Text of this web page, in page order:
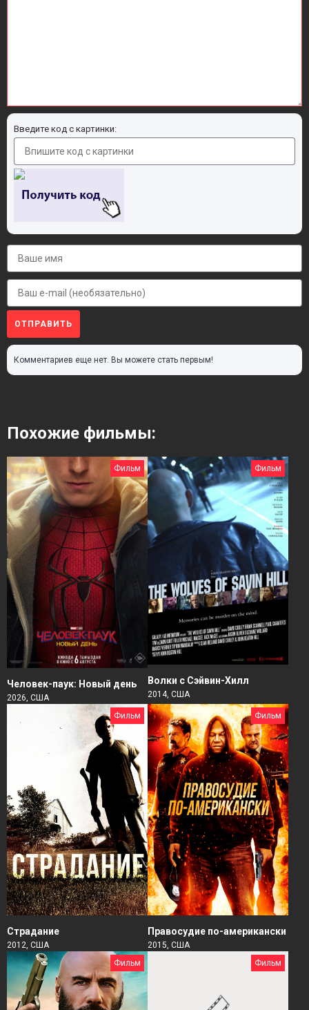
Введите код с картинки:
ОТПРАВИТЬ
Комментариев еще нет. Вы можете стать первым!
Похожие фильмы:
Фильм
Человек-паук: Новый день
2026, США
Фильм
Волки с Сэйвин-Хилл
2014, США
Фильм
Страдание
2012, США
Фильм
Правосудие по-американски
2015, США
Фильм
Фильм